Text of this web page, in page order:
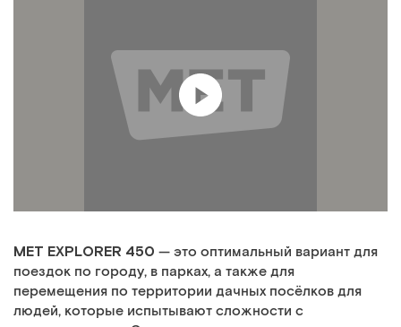
MET EXPLORER 450 — это оптимальный вариант для
поездок по городу, в парках, а также для
перемещения по территории дачных посёлков для
людей, которые испытывают сложности с